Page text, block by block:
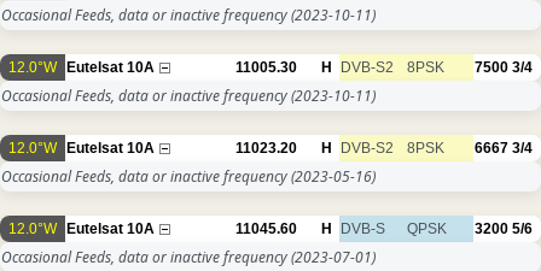
Occasional Feeds, data or inactive frequency(2023-10-11)
12.0°W Eutelsat 10A 11005.30 H DVB-S2 8PSK 7500 3/4
Occasional Feeds, data or inactive frequency(2023-10-11)
12.0°W Eutelsat 10A 11023.20 H DVB-S2 8PSK 6667 3/4
Occasional Feeds, data or inactive frequency(2023-05-16)
12.0°W Eutelsat 10A 11045.60 H DVB-S QPSK 3200 5/6
Occasional Feeds, data or inactive frequency(2023-07-01)